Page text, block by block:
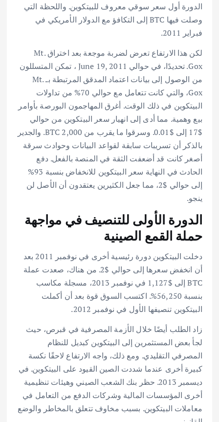
الدورة أول سعر سوقي معروف للبيتكوين. واللحظة التي
وصلت فيها BTC إلى التكافؤ مع الدولار الأمريكي في
فبراير 2011.
لكن هذا الارتفاع تعرض لضربة موجعة بعد اختراق Mt.
Gox. تحديدًا، في حوالي June 19, 2011 ، تمكن المتسللون
من الوصول إلى بيانات اعتماد المدقق المرتبطة بـ Mt.
Gox، والتي كانت تتعامل مع حوالي 70% من تداولات
البيتكوين في ذلك الوقت. أغرق المهاجمون البورصة بأوامر
بيع وهمية. مما أدى إلى انهيار سعر البيتكوين من حوالي
$17 إلى $0.01. وسرقوا ما يقرب من 2,000 BTC. والجدير
بالذكر أن تسريبات سابقة لقواعد البيانات وحوادث سرقة
أصغر كانت قد أضعفت الثقة في المنصة بالفعل. دفع
الحادث في النهاية سعر البيتكوين للانخفاض بنسبة 93%
إلى حوالي $2، مما جعل الكثيرين يعتقدون أن الأصل لن
ينجو.
الدورة الأولى للتنصيف في مواجهة
حملة القمع الصينية
دخلت البيتكوين دورة رئيسية أخرى في نوفمبر 2011 بعد
أن انخفض سعرها إلى حوالي $2. من هناك، صعدت عملة
BTC إلى $1,127 في نوفمبر 2013، مسجلة مكاسب
بنسبة 56,250%. اكتسب السوق قوة بعد أن أكملت
البيتكوين تنصيفها الأول في نوفمبر 2012.
زاد الطلب أيضًا خلال الأزمة المصرفية في قبرص، حيث
لجأ بعض المستثمرين إلى البيتكوين كبديل للنظام
المصرفي التقليدي. ومع ذلك، واجه الارتفاع لاحقًا نكسة
كبيرة أخرى عندما شددت الصين القيود على البيتكوين. في
ديسمبر 2013. حظر بنك الشعب الصيني وهيئات تنظيمية
أخرى المؤسسات المالية وشركات الدفع من التعامل في
معاملات البيتكوين. بسبب مخاوف تتعلق بالمخاطر والوضع